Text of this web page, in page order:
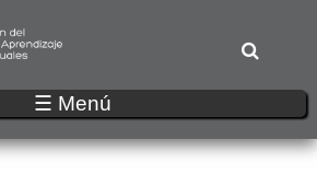
al
contenido
principal
☰ Menú